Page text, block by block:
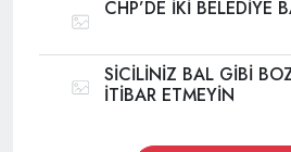
CHP’DE İKİ BELEDİYE
SİCİLİNİZ BAL GİBİ
İTİBAR ETMEYİN